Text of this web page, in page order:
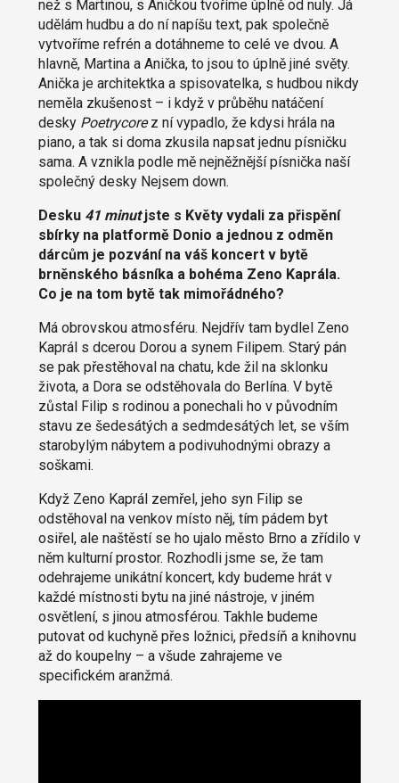
než s Martinou, s Aničkou tvoříme úplně od nuly. Já
udělám hudbu a do ní napíšu text, pak společně
vytvoříme refrén a dotáhneme to celé ve dvou. A
hlavně, Martina a Anička, to jsou to úplně jiné světy.
Anička je architektka a spisovatelka, s hudbou nikdy
neměla zkušenost – i když v průběhu natáčení
desky Poetrycorez ní vypadlo, že kdysi hrála na
piano, a tak si doma zkusila napsat jednu písničku
sama. A vznikla podle mě nejněžnější písnička naší
společný desky Nejsem down.
Desku 41 minutjste s Květy vydali za přispění
sbírky na platformě Donio a jednou z odměn
dárcům je pozvání na váš koncert v bytě
brněnského básníka a bohéma Zeno Kaprála.
Co je na tom bytě tak mimořádného?
Má obrovskou atmosféru. Nejdřív tam bydlel Zeno
Kaprál s dcerou Dorou a synem Filipem. Starý pán
se pak přestěhoval na chatu, kde žil na sklonku
života, a Dora se odstěhovala do Berlína. V bytě
zůstal Filip s rodinou a ponechali ho v původním
stavu ze šedesátých a sedmdesátých let, se vším
starobylým nábytem a podivuhodnými obrazy a
soškami.
Když Zeno Kaprál zemřel, jeho syn Filip se
odstěhoval na venkov místo něj, tím pádem byt
osiřel, ale naštěstí se ho ujalo město Brno a zřídilo v
něm kulturní prostor. Rozhodli jsme se, že tam
odehrajeme unikátní koncert, kdy budeme hrát v
každé místnosti bytu na jiné nástroje, v jiném
osvětlení, s jinou atmosférou. Takhle budeme
putovat od kuchyně přes ložnici, předsíň a knihovnu
až do koupelny – a všude zahrajeme ve
specifickém aranžmá.